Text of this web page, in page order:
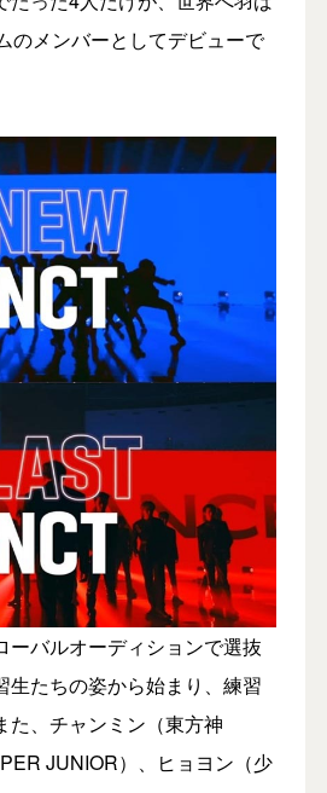
のメンバーとしてデビューで
バルオーディションで選抜
生たちの姿から始まり、練習
た、チャンミン（東方神
JUNIOR）、ヒョヨン（少